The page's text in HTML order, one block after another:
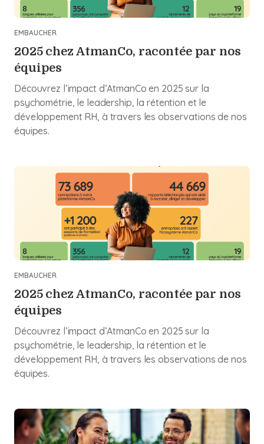
EMBAUCHER
2025 chez AtmanCo, racontée par nos
équipes
Découvrez l’impact d’AtmanCo en 2025 sur la
psychométrie, le leadership, la rétention et le
développement RH, à travers les observations de nos
équipes.
EMBAUCHER
2025 chez AtmanCo, racontée par nos
équipes
Découvrez l’impact d’AtmanCo en 2025 sur la
psychométrie, le leadership, la rétention et le
développement RH, à travers les observations de nos
équipes.